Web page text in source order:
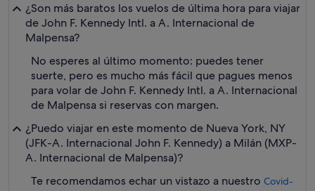
¿Son más baratos los vuelos de última hora para viajar
de John F. Kennedy Intl. a A. Internacional de
Malpensa?
No esperes al último momento: puedes tener
suerte, pero es mucho más fácil que pagues menos
para volar de John F. Kennedy Intl. a A. Internacional
de Malpensa si reservas con margen.
¿Puedo viajar en este momento de Nueva York, NY
(JFK-A. Internacional John F. Kennedy) a Milán (MXP-
A. Internacional de Malpensa)?
Te recomendamos echar un vistazo a nuestro Covid-